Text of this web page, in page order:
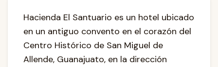
Hacienda El Santuario es un hotel ubicado
en un antiguo convento en el corazón del
Centro Histórico de San Miguel de
Allende, Guanajuato, en la dirección